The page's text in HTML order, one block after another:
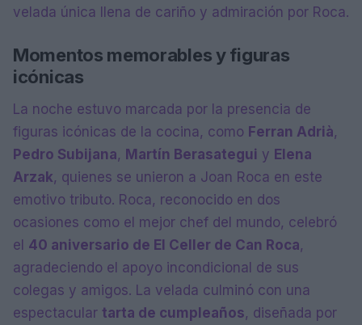
velada única llena de cariño y admiración por Roca.
Momentos memorables y figuras
icónicas
La noche estuvo marcada por la presencia de
figuras icónicas de la cocina, como Ferran Adrià,
Pedro Subijana, Martín Berasategui y Elena
Arzak, quienes se unieron a Joan Roca en este
emotivo tributo. Roca, reconocido en dos
ocasiones como el mejor chef del mundo, celebró
el 40 aniversario de El Celler de Can Roca,
agradeciendo el apoyo incondicional de sus
colegas y amigos. La velada culminó con una
espectacular tarta de cumpleaños, diseñada por